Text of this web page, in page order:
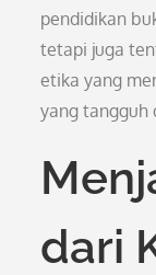
pendidikan
tetapi juga
etika yang
yang tangguh
dari